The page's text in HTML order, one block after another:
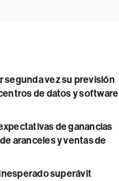
segunda vez su previsión
de datos y software
de ganancias
aranceles y ventas de
superávit